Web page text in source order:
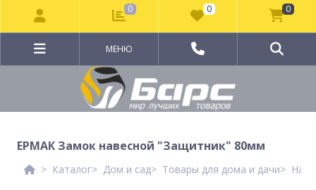
МЕНЮ
ЕРМАК Замок навесной "Защитник" 80мм
Каталог Дом и сад Товары для дома и дачи
0 0 0